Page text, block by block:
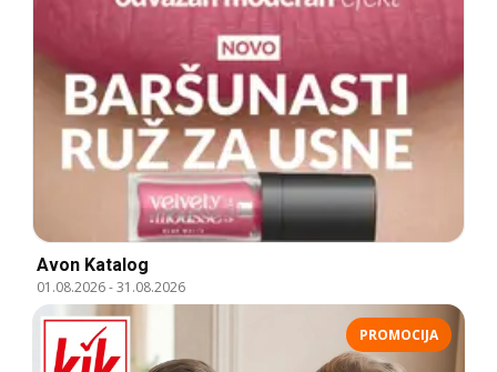
Avon Katalog
01.08.2026-31.08.2026
PROMOCIJA